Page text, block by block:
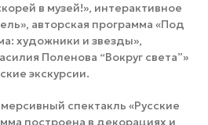
в музей!», интерактивное
авторская программа «Под
художники и звезды»,
Поленова “Вокруг света”»
экскурсии.
спектакль «Русские